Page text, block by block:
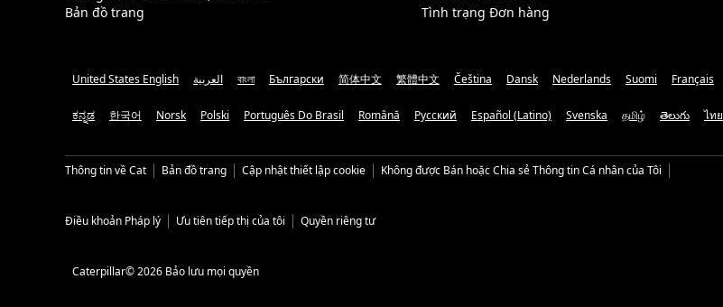
Bản đồ trang
Tình trạng Đơn hàng
United States English العربية বাংলা Български 简体中文 繁體中文 Čeština Dansk Nederlands Suomi Français
ಕನ್ನಡ 한국어 Norsk Polski Português Do Brasil Română Русский Español (Latino) Svenska தமிழ் తెలుగు ไทย
Thông tin về Cat Bản đồ trang Cập nhật thiết lập cookie Không được Bán hoặc Chia sẻ Thông tin Cá nhân của Tôi
Điều khoản Pháp lý Ưu tiên tiếp thị của tôi Quyền riêng tư
Caterpillar© 2026 Bảo lưu mọi quyền